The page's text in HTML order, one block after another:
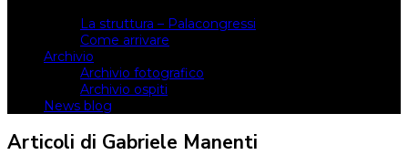
La struttura – Palacongressi
Come arrivare
Archivio
Archivio fotografico
Archivio ospiti
News blog
Articoli di Gabriele Manenti